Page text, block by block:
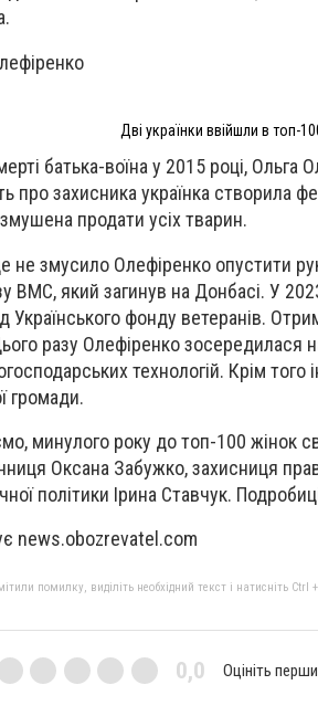
Дві українки ввійшли в топ-
батька-воїна у 2015 році,
про захисника українка створила
продати усіх тварин.
не змусило Олефіренко опустити
ВМС, який загинув на Донбасі. У
Українського фонду ветеранів.
разу Олефіренко зосередилася
технологій. Крім
громади.
минулого року до топ-100 жінок
Оксана Забужко, захисниця
політики Ірина Ставчук.
news.obozrevatel.com
помилку, виділіть необхідний текст і натисніть
0,0 Оцініть